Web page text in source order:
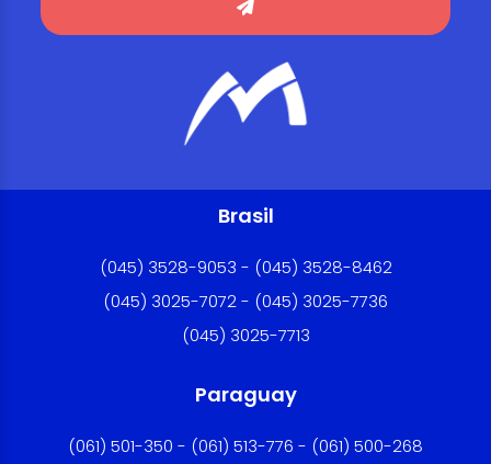
Brasil
(045) 3528-9053 - (045) 3528-8462
(045) 3025-7072 - (045) 3025-7736
(045) 3025-7713
Paraguay
(061) 501-350 - (061) 513-776 - (061) 500-268